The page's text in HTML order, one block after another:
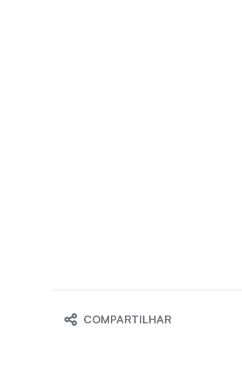
COMPARTILHAR